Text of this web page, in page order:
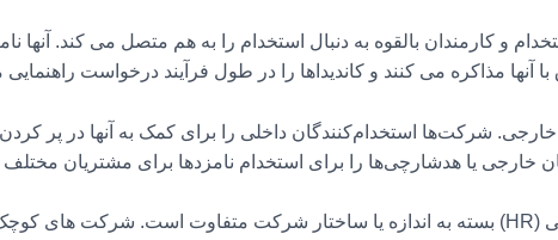
و کارمندان بالقوه به دنبال استخدام را به هم متصل می کند. آنها
آنها مذاکره می کنند و کاندیداها را در طول فرآیند درخواست راهنمایی
شرکت‌ها استخدام‌کنندگان داخلی را برای کمک به آنها در پر
خارجی یا هدشارچی‌ها را برای استخدام نامزدها برای مشتریان